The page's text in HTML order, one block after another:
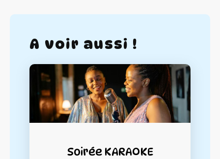
A voir aussi !
Soirée KARAOKE